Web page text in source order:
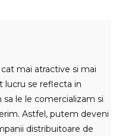
mai atractive si mai
lucru se reflecta in
le le comercializam si
Astfel, putem deveni
distribuitoare de